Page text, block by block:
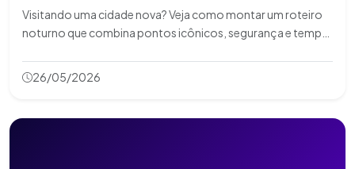
Visitando uma cidade nova? Veja como montar um roteiro
noturno que combina pontos icônicos, segurança e tempo
26/05/2026